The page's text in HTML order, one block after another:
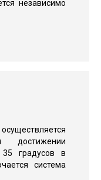
независимо
достижении
35 градусов в
система